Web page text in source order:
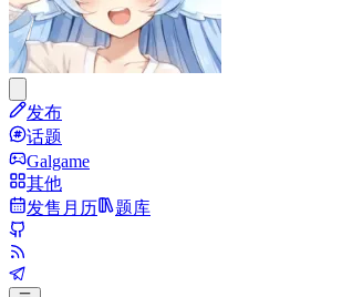
发布
话题
Galgame
其他
发售月历
题库